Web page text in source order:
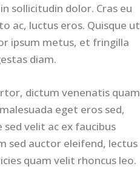
sollicitudin dolor. Cras eu
ac, luctus eros. Quisque ut
ipsum metus, et fringilla
diam.
dictum venenatis quam
eget eros sed,
sed velit ac ex faucibus
sed auctor eleifend, lectus
quam velit rhoncus leo.